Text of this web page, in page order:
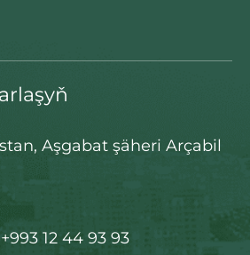
Aşgabat şäheri Arçabil
12 44 93 93